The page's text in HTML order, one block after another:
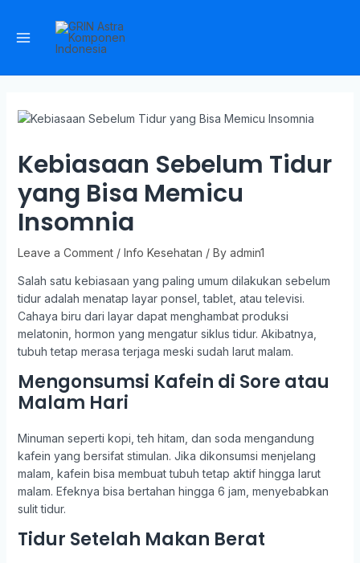
Kebiasaan Sebelum Tidur
yang Bisa Memicu
Insomnia
Leave a Comment / Info Kesehatan / By admin1
Salah satu kebiasaan yang paling umum dilakukan sebelum
tidur adalah menatap layar ponsel, tablet, atau televisi.
Cahaya biru dari layar dapat menghambat produksi
melatonin, hormon yang mengatur siklus tidur. Akibatnya,
tubuh tetap merasa terjaga meski sudah larut malam.
Mengonsumsi Kafein di Sore atau
Malam Hari
Minuman seperti kopi, teh hitam, dan soda mengandung
kafein yang bersifat stimulan. Jika dikonsumsi menjelang
malam, kafein bisa membuat tubuh tetap aktif hingga larut
malam. Efeknya bisa bertahan hingga 6 jam, menyebabkan
sulit tidur.
Tidur Setelah Makan Berat